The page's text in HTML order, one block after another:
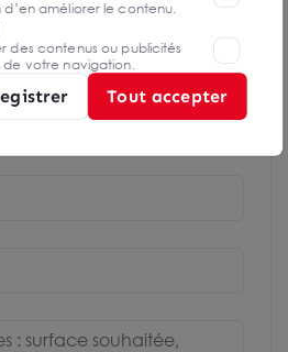
en favoris
améliorer le contenu.
des contenus ou publicités
de votre navigation.
Tout accepter